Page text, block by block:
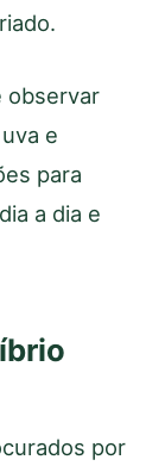
observar
e
para
a dia e
por